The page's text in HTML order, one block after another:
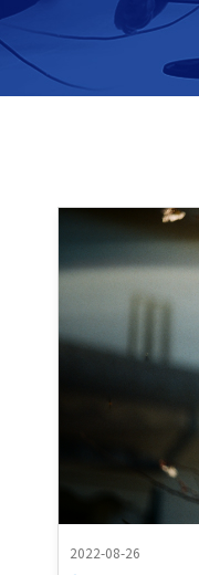
2022-08-26